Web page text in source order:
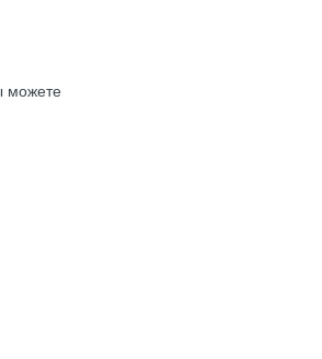
можете